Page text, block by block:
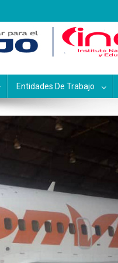
y
Entidades De Trabajo